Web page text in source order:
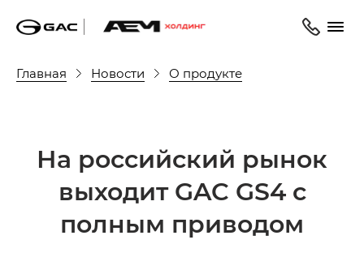
Главная Новости О продукте
На российский рынок
выходит GAC GS4 с
полным приводом